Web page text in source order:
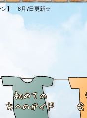
ン】 8月7日更新☆